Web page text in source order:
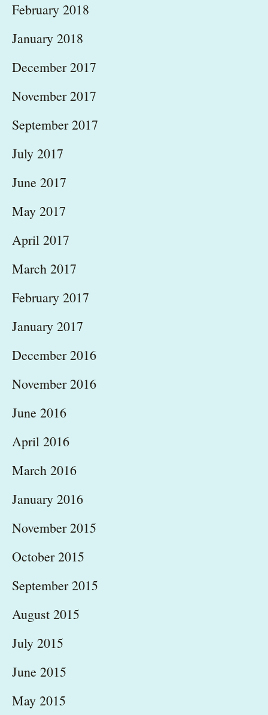
February 2018
January 2018
December 2017
November 2017
September 2017
July 2017
June 2017
May 2017
April 2017
March 2017
February 2017
January 2017
December 2016
November 2016
June 2016
April 2016
March 2016
January 2016
November 2015
October 2015
September 2015
August 2015
July 2015
June 2015
May 2015